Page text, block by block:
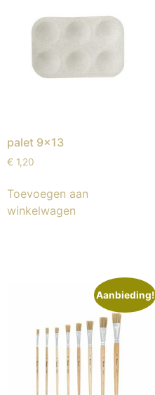
palet 9×13
€ 1,20
Toevoegen aan
winkelwagen
Aanbieding!